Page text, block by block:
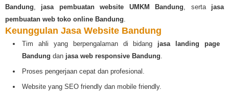
Bandung, jasa pembuatan website UMKM Bandung, serta jasa
pembuatan web toko online Bandung.
Keunggulan Jasa Website Bandung
Tim ahli yang berpengalaman di bidang jasa landing page
Bandung dan jasa web responsive Bandung.
Proses pengerjaan cepat dan profesional.
Website yang SEO friendly dan mobile friendly.